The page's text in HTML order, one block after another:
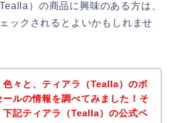
）の商品に興味のある方は、
ックされるとよいかもしれませ
色々と、ティアラ（Tealla）のボ
ールの情報を調べてみました！そ
下記ティアラ（Tealla）の公式ペ